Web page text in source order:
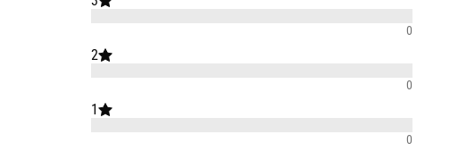
0
2
0
1
0